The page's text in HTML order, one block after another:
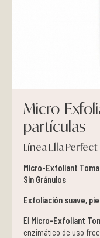
Micro-
partículas
Línea Ella Perfect
Micro-Exfoliant
Sin Gránulos
Exfoliación suave,
El Micro-Exfoliant
enzimático de uso
Solares
Nutricosméticos
Contorno de Ojos
Serums
Mascarillas